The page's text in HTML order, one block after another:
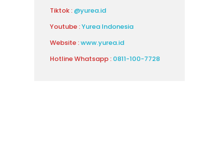
Tiktok : @yurea.id
Youtube :Yurea Indonesia
Website :www.yurea.id
Hotline Whatsapp : 0811-100-7728